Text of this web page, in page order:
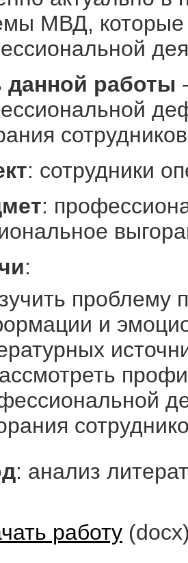
МВД, которые
данной работы
: сотрудники
:
:
проблему
и
: анализ
работу